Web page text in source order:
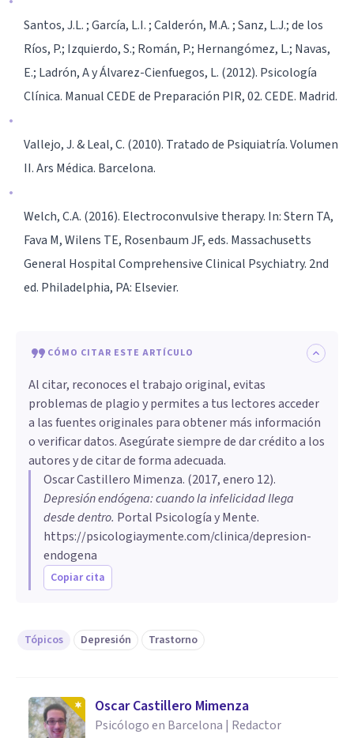
Santos, J.L. ; García, L.I. ; Calderón, M.A. ; Sanz, L.J.; de los
Ríos, P.; Izquierdo, S.; Román, P.; Hernangómez, L.; Navas,
E.; Ladrón, A y Álvarez-Cienfuegos, L. (2012). Psicología
Clínica. Manual CEDE de Preparación PIR, 02. CEDE. Madrid.
Vallejo, J. & Leal, C. (2010). Tratado de Psiquiatría. Volumen
II. Ars Médica. Barcelona.
Welch, C.A. (2016). Electroconvulsive therapy. In: Stern TA,
Fava M, Wilens TE, Rosenbaum JF, eds. Massachusetts
General Hospital Comprehensive Clinical Psychiatry. 2nd
ed. Philadelphia, PA: Elsevier.
CÓMO CITAR ESTE ARTÍCULO
Al citar, reconoces el trabajo original, evitas
problemas de plagio y permites a tus lectores acceder
a las fuentes originales para obtener más información
o verificar datos. Asegúrate siempre de dar crédito a los
autores y de citar de forma adecuada.
Oscar Castillero Mimenza. (2017, enero 12).
Depresión endógena: cuando la infelicidad llega
desde dentro. Portal Psicología y Mente.
https://psicologiaymente.com/clinica/depresion-
endogena
Copiar cita
Tópicos Depresión Trastorno
Oscar Castillero Mimenza
Psicólogo en Barcelona | Redactor